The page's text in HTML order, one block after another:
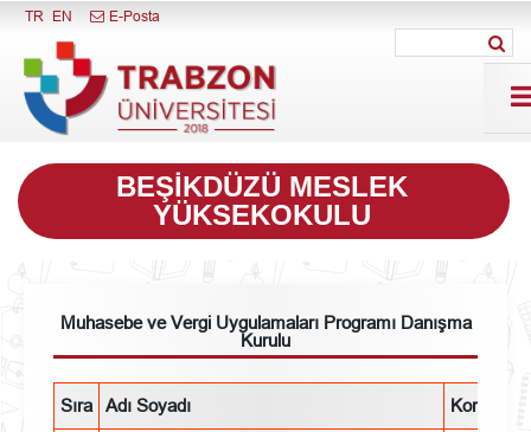
Menüyü Kapat
TR EN E-Posta
BEŞIKDÜZÜ MESLEK
YÜKSEKOKULU
Muhasebe ve Vergi Uygulamaları Programı Danışma
Kurulu
Sıra Adı Soyadı Konumu